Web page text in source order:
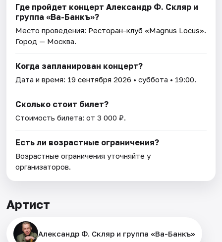
Где пройдет концерт Александр Ф. Скляр и
группа «Ва-Банкъ»?
Место проведения: Ресторан-клуб «Magnus Locus».
Город — Москва.
Когда запланирован концерт?
Дата и время: 19 сентября 2026 • суббота • 19:00.
Сколько стоит билет?
Стоимость билета: от 3 000 ₽.
Есть ли возрастные ограничения?
Возрастные ограничения уточняйте у
организаторов.
Артист
Александр Ф. Скляр и группа «Ва-Банкъ»